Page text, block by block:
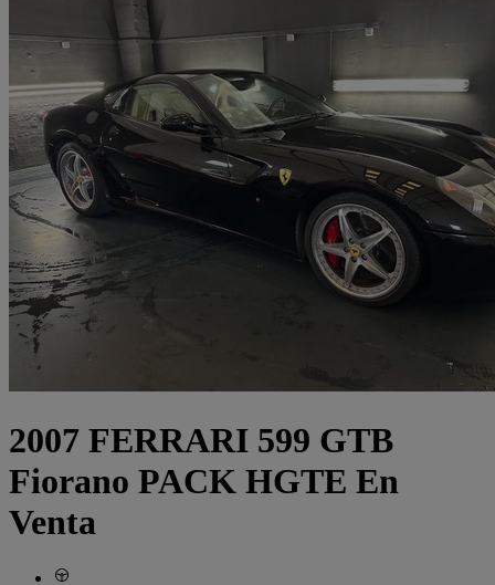
2007 FERRARI 599 GTB
Fiorano PACK HGTE En
Venta